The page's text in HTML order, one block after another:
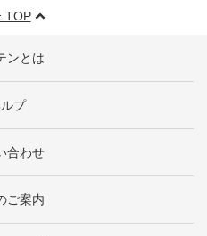
TOP
ンとは
プ
合わせ
ご案内